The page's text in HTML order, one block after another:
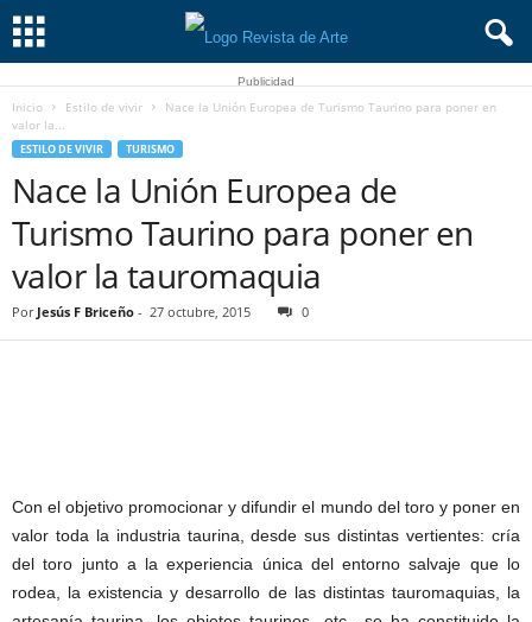
Publicidad
Inicio Estilo de vivir
Nace la Unión Europea de Turismo Taurino para poner en
valor la...
ESTILO DE VIVIR TURISMO
Nace la Unión Europea de
Turismo Taurino para poner en
valor la tauromaquia
Por Jesús F Briceño - 27 octubre, 2015 0
Con el objetivo promocionar y difundir el mundo del toro y poner en
valor toda la industria taurina, desde sus distintas vertientes: cría
del toro junto a la experiencia única del entorno salvaje que lo
rodea, la existencia y desarrollo de las distintas tauromaquias, la